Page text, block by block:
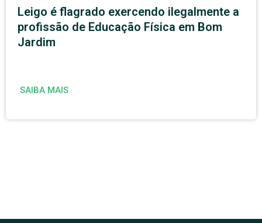
Leigo é flagrado exercendo ilegalmente a
profissão de Educação Física em Bom
Jardim
SAIBA MAIS